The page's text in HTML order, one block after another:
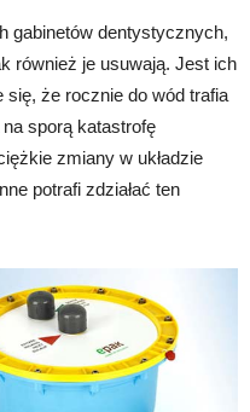
gabinetów dentystycznych,
również je usuwają. Jest ich
się, że rocznie do wód trafia
sporą katastrofę
zmiany w układzie
potrafi zdziałać ten